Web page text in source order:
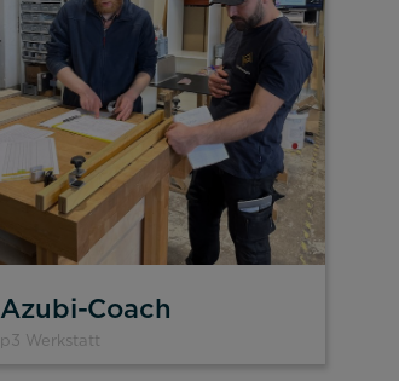
Azubi-Coach
p3 Werkstatt